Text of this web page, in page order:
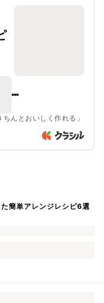
んとおいしく作れる」
た簡単アレンジレシピ6選